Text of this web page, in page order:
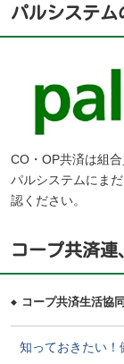
パルシステム
CO・OP共済は組
パルシステムにま
認ください。
コープ共済
コープ共済生活協
知っておきたい！